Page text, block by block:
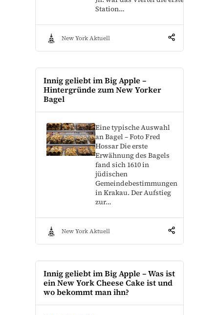
Station…
New York Aktuell
Innig geliebt im Big Apple –
Hintergründe zum New Yorker
Bagel
Eine typische Auswahl
an Bagel – Foto Fred
Hossar Die erste
Erwähnung des Bagels
fand sich 1610 in
jüdischen
Gemeindebestimmungen
in Krakau. Der Aufstieg
zur…
New York Aktuell
Innig geliebt im Big Apple – Was ist
ein New York Cheese Cake ist und
wo bekommt man ihn?